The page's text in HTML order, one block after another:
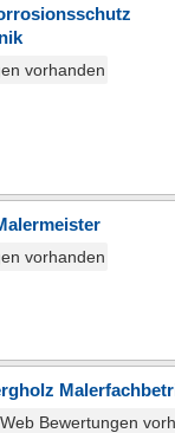
vorhanden
vorhanden
Web Bewertungen